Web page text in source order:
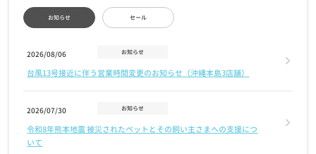
お知らせ セール
2026/08/06 お知らせ
台風13号接近に伴う営業時間変更のお知らせ（沖縄本島3店舗）
2026/07/30 お知らせ
令和8年熊本地震 被災されたペットとその飼い主さまへの支援につ
いて